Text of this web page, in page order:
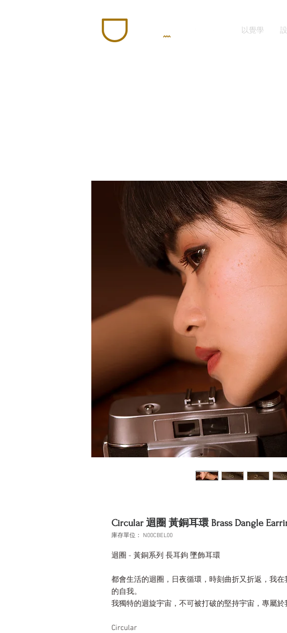
以覺學
Circular 迴圈 黃銅耳環 Brass Dangle
庫存單位： N00CBEL00
迴圈 - 黃銅系列 長耳鉤 墜飾耳環
都會生活的迴圈，日夜循環，時刻曲折又折返，我
的自我。
我獨特的迴旋宇宙，不可被打破的堅持宇宙，專屬於
Circular